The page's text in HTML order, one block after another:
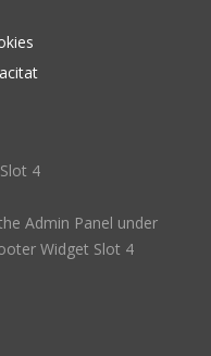
4
Admin Panel under
Widget Slot 4